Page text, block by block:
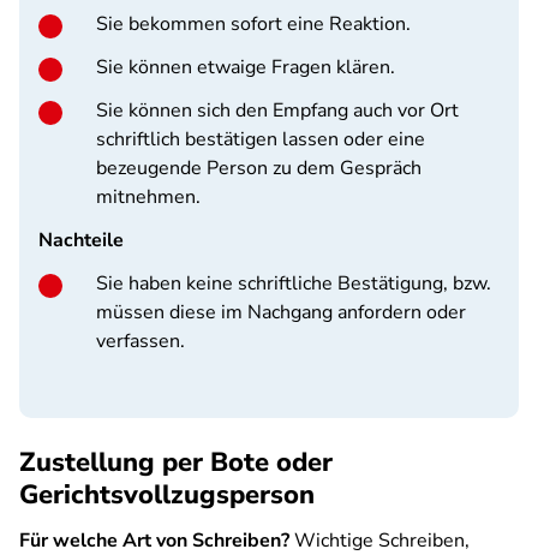
Sie bekommen sofort eine Reaktion.
Sie können etwaige Fragen klären.
Sie können sich den Empfang auch vor Ort
schriftlich bestätigen lassen oder eine
bezeugende Person zu dem Gespräch
mitnehmen.
Nachteile
Sie haben keine schriftliche Bestätigung, bzw.
müssen diese im Nachgang anfordern oder
verfassen.
Zustellung per Bote oder
Gerichtsvollzugsperson
Für welche Art von Schreiben?Wichtige Schreiben,